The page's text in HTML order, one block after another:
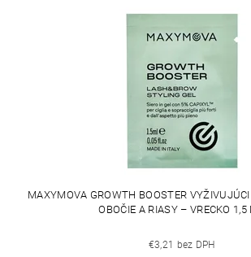
MAXYMOVA GROWTH BOOSTER
OBOČIE A RIASY – VRECKO 1,5
€3,21 bez DPH